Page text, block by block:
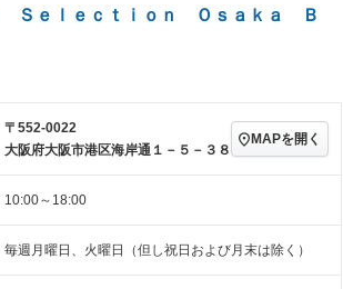
電動格納ミラー
ポータブルナビ バックカメラ
オットマン 電動格納サードシート
Ｓｅｌｅｃｔｉｏｎ Ｏｓａｋａ Ｂ
〒552-0022
大阪府大阪市港区海岸通１－５－３８
MAPを開く
10:00～18:00
毎週月曜日、火曜日（但し祝日および月末は除く）